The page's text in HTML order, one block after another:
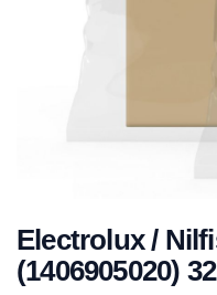
Electrolux /
(1406905020)